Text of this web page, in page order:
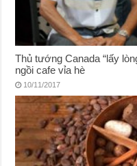
Thủ tướng Canada “lấy
ngồi cafe vỉa hè
10/11/2017